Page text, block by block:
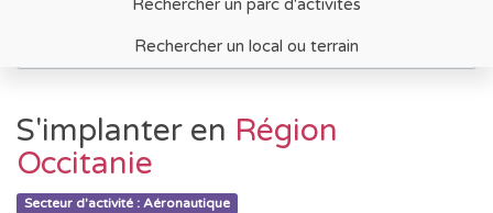
Rechercher un local ou terrain
Secteur d'activité - Aéronautique
S'implanter en Région
Occitanie
Secteur d'activité : Aéronautique